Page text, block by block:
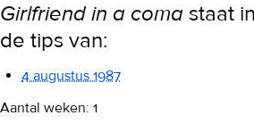
Girlfriend in a coma staat in
de tips van:
4 augustus 1987
Aantal weken: 1